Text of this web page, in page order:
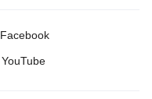
Facebook
YouTube